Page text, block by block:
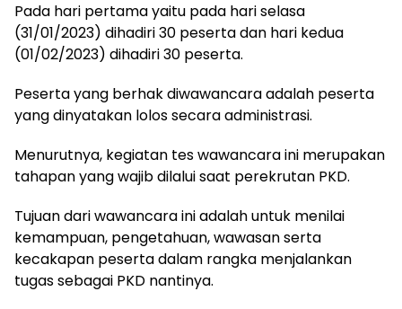
Pada hari pertama yaitu pada hari selasa
(31/01/2023) dihadiri 30 peserta dan hari kedua
(01/02/2023) dihadiri 30 peserta.
Peserta yang berhak diwawancara adalah peserta
yang dinyatakan lolos secara administrasi.
Menurutnya, kegiatan tes wawancara ini merupakan
tahapan yang wajib dilalui saat perekrutan PKD.
Tujuan dari wawancara ini adalah untuk menilai
kemampuan, pengetahuan, wawasan serta
kecakapan peserta dalam rangka menjalankan
tugas sebagai PKD nantinya.